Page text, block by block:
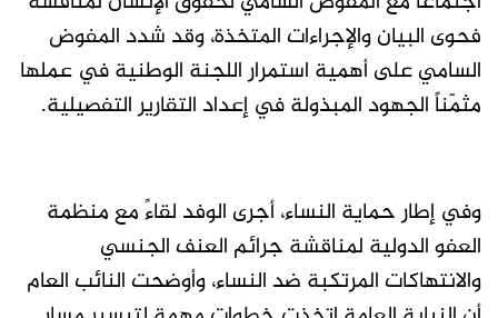
فحوى البيان والإجراءات المتخذة، وقد شدد المفوض
السامي على أهمية استمرار اللجنة الوطنية في عملها
مثمّناً الجهود المبذولة في إعداد التقارير التفصيلية.
وفي إطار حماية النساء، أجرى الوفد لقاءً مع منظمة
العفو الدولية لمناقشة جرائم العنف الجنسي
والانتهاكات المرتكبة ضد النساء، وأوضحت النائب العام